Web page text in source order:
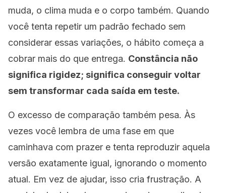
muda, o clima muda e o corpo também. Quando
você tenta repetir um padrão fechado sem
considerar essas variações, o hábito começa a
cobrar mais do que entrega. Constância não
significa rigidez; significa conseguir voltar
sem transformar cada saída em teste.
O excesso de comparação também pesa. Às
vezes você lembra de uma fase em que
caminhava com prazer e tenta reproduzir aquela
versão exatamente igual, ignorando o momento
atual. Em vez de ajudar, isso cria frustração. A